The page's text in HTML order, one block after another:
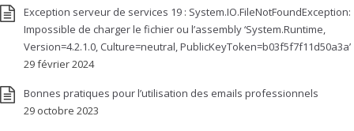
Exception serveur de services 19 : System.IO.FileNotFoundException:
Impossible de charger le fichier ou l’assembly ‘System.Runtime,
Version=4.2.1.0, Culture=neutral, PublicKeyToken=b03f5f7f11d50a3a’
29 février 2024
Bonnes pratiques pour l’utilisation des emails professionnels
29 octobre 2023